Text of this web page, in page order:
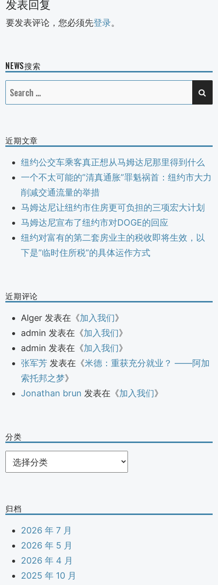
发表回复
要发表评论，您必须先登录。
NEWS搜索
Search
for:
近期文章
纽约公交车乘客真正想从马姆达尼那里得到什么
一个不太可能的”清真通胀”罪魁祸首：纽约市大力
削减交通流量的举措
马姆达尼让纽约市住房更可负担的三项宏大计划
马姆达尼宣布了纽约市对DOGE的回应
纽约对富有的第二套房业主的税收即将生效，以
下是”临时住所税”的具体运作方式
近期评论
Alger 发表在《加入我们》
admin 发表在《加入我们》
admin 发表在《加入我们》
张军芳 发表在《米德：重获充分就业？ ——阿加
索托邦之梦》
Jonathan brun 发表在《加入我们》
分类
分
类
归档
2026 年 7 月
2026 年 5 月
2026 年 4 月
2025 年 10 月